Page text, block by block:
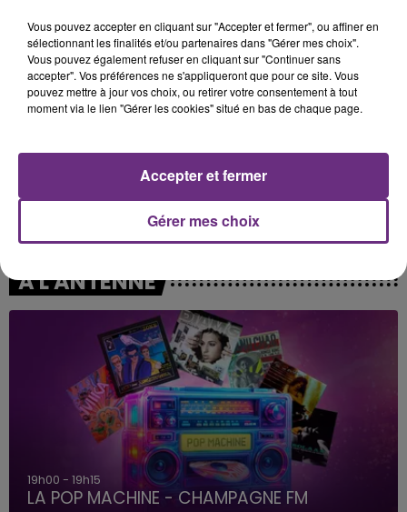
AMBRE
J'me Demande
NO DOUBT
A L'ANTENNE
19h00 - 19h15
LA POP MACHINE - CHAMPAGNE FM
Vous pouvez accepter en cliquant sur "Accepter et fermer", ou affiner en
sélectionnant les finalités et/ou partenaires dans "Gérer mes choix".
Vous pouvez également refuser en cliquant sur "Continuer sans
accepter". Vos préférences ne s'appliqueront que pour ce site. Vous
pouvez mettre à jour vos choix, ou retirer votre consentement à tout
moment via le lien "Gérer les cookies" situé en bas de chaque page.
Gérer mes choix
Accepter et fermer